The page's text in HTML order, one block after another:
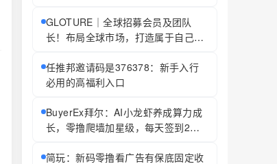
GLOTURE｜全球招募会员及团队
长！布局全球市场，打造属于自己的
队？加入 GLOTURE！
任推邦邀请码是376378：新手入行
必用的高福利入口
BuyerEx拜尔：AI小龙虾养成算力成
长，零撸爬墙加星级，每天签到2次
简玩：新码零撸看广告有保底固定收